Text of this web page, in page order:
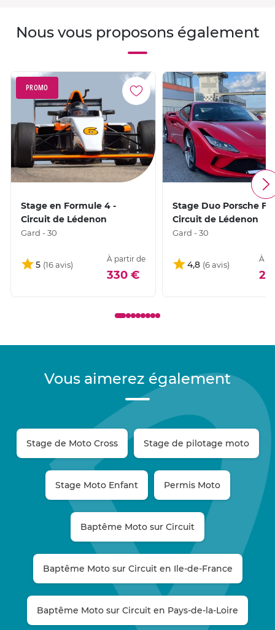
Nous vous proposons également
PROMO
Stage en Formule 4 -
Circuit de Lédenon
Gard - 30
5
À partir de
330 €
Stage Duo Porsche
Circuit de Lédenon
Gard - 30
4,8
À
Vous aimerez également
Stage de Moto Cross Stage de pilotage moto
Stage Moto Enfant Permis Moto
Baptême Moto sur Circuit
Baptême Moto sur Circuit en Ile-de-France
Baptême Moto sur Circuit en Pays-de-la-Loire